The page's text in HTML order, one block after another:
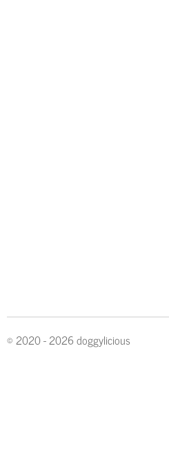
© 2020 - 2026 doggylicious